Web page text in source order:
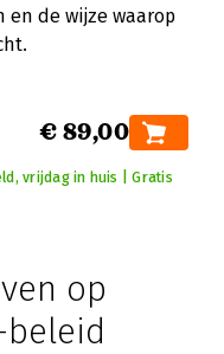
en de wijze waarop
€ 89,00
vrijdag in huis | Gratis
op